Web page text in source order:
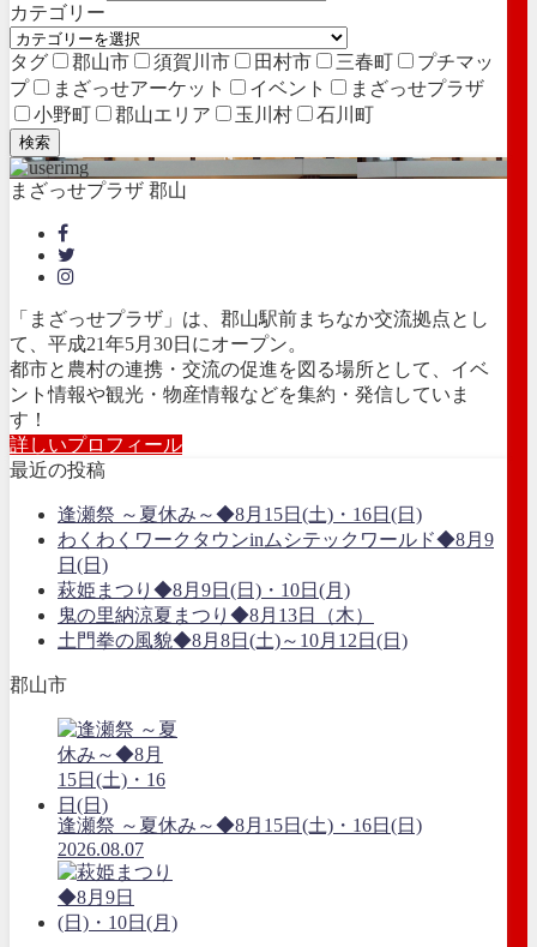
カテゴリー
タグ 郡山市 須賀川市 田村市 三春町
プチマッ
プ
まざっせアーケット イベント
まざっせプラザ
小野町
郡山エリア 玉川村 石川町
検索
まざっせプラザ 郡山
「まざっせプラザ」は、郡山駅前まちなか交流拠点とし
て、平成21年5月30日にオープン。
都市と農村の連携・交流の促進を図る場所として、イベ
ント情報や観光・物産情報などを集約・発信していま
す！
詳しいプロフィール
最近の投稿
逢瀬祭 ～夏休み～◆8月15日(土)・16日(日)
わくわくワークタウンinムシテックワールド◆8月9
日(日)
萩姫まつり◆8月9日(日)・10日(月)
鬼の里納涼夏まつり◆8月13日（木）
土門拳の風貌◆8月8日(土)～10月12日(日)
郡山市
逢瀬祭 ～夏休み～◆8月15日(土)・16日(日)
2026.08.07